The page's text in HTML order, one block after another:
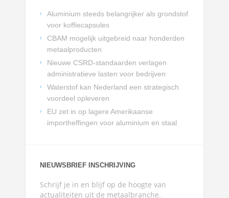
Aluminium steeds belangrijker als grondstof
voor koffiecapsules
CBAM mogelijk uitgebreid naar honderden
metaalproducten
Nieuwe CSRD-standaarden verlagen
administratieve lasten voor bedrijven
Waterstof kan Nederland een strategisch
voordeel opleveren
EU zet in op lagere Amerikaanse
importheffingen voor aluminium en staal
NIEUWSBRIEF INSCHRIJVING
Schrijf je in en blijf op de hoogte van
actualiteiten uit de metaalbranche.